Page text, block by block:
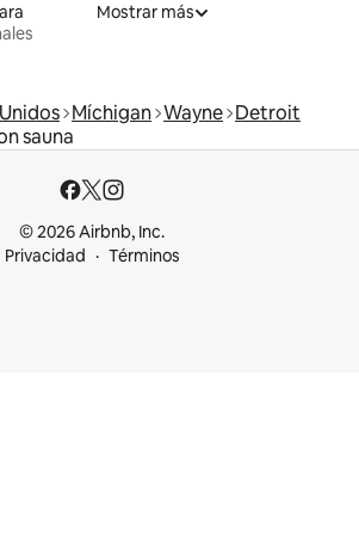
Mostrar más
Míchigan Wayne Detroit
sauna
© 2026 Airbnb, Inc.
Privacidad
Términos